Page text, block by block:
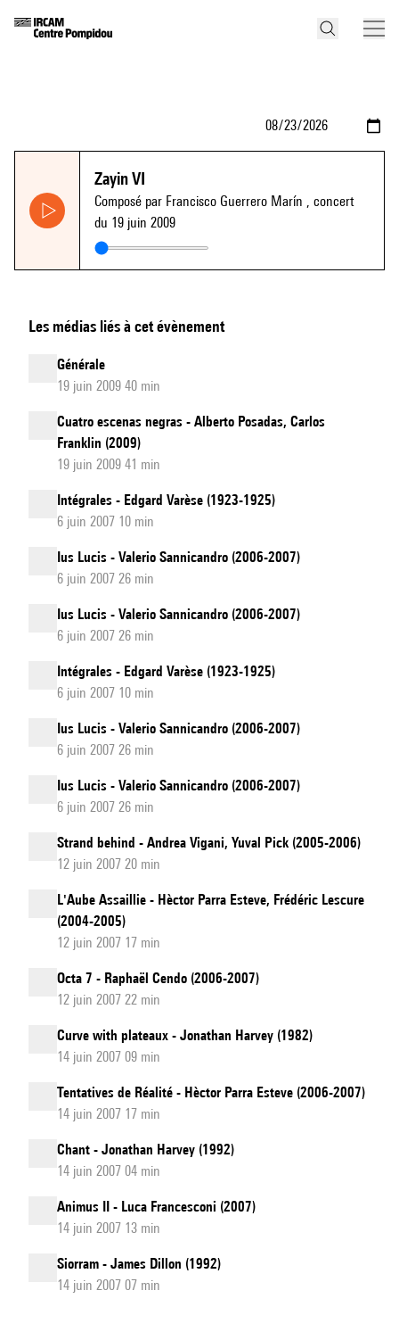
Zayin VI
Composé par Francisco Guerrero Marín , concert
du 19 juin 2009
Les médias liés à cet évènement
Générale
19 juin 2009 40 min
Cuatro escenas negras - Alberto Posadas, Carlos
Franklin (2009)
19 juin 2009 41 min
Intégrales - Edgard Varèse (1923-1925)
6 juin 2007 10 min
Ius Lucis - Valerio Sannicandro (2006-2007)
6 juin 2007 26 min
Ius Lucis - Valerio Sannicandro (2006-2007)
6 juin 2007 26 min
Intégrales - Edgard Varèse (1923-1925)
6 juin 2007 10 min
Ius Lucis - Valerio Sannicandro (2006-2007)
6 juin 2007 26 min
Ius Lucis - Valerio Sannicandro (2006-2007)
6 juin 2007 26 min
Strand behind - Andrea Vigani, Yuval Pick (2005-2006)
12 juin 2007 20 min
L'Aube Assaillie - Hèctor Parra Esteve, Frédéric Lescure
(2004-2005)
12 juin 2007 17 min
Octa 7 - Raphaël Cendo (2006-2007)
12 juin 2007 22 min
Curve with plateaux - Jonathan Harvey (1982)
14 juin 2007 09 min
Tentatives de Réalité - Hèctor Parra Esteve (2006-2007)
14 juin 2007 17 min
Chant - Jonathan Harvey (1992)
14 juin 2007 04 min
Animus II - Luca Francesconi (2007)
14 juin 2007 13 min
Siorram - James Dillon (1992)
14 juin 2007 07 min